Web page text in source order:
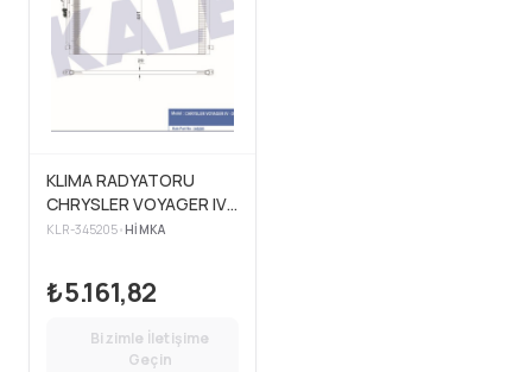
KLIMA RADYATORU
CHRYSLER VOYAGER IV -
DAEWOO CARAVAN
KLR-345205• HIMKA
₺5.161,82
Bizimle İletişime
Geçin